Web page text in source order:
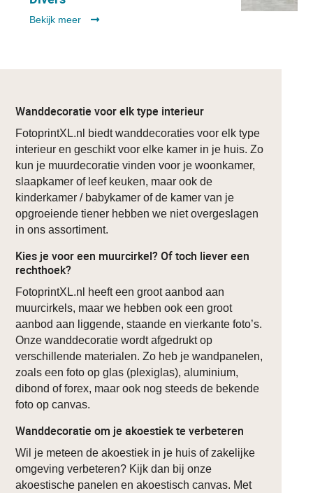
Bekijk meer
Wanddecoratie voor elk type interieur
FotoprintXL.nl biedt wanddecoraties voor elk type
interieur en geschikt voor elke kamer in je huis. Zo
kun je muurdecoratie vinden voor je woonkamer,
slaapkamer of leef keuken, maar ook de
kinderkamer / babykamer of de kamer van je
opgroeiende tiener hebben we niet overgeslagen
in ons assortiment.
Kies je voor een muurcirkel? Of toch liever een
rechthoek?
FotoprintXL.nl heeft een groot aanbod aan
muurcirkels, maar we hebben ook een groot
aanbod aan liggende, staande en vierkante foto’s.
Onze wanddecoratie wordt afgedrukt op
verschillende materialen. Zo heb je wandpanelen,
zoals een foto op glas (plexiglas), aluminium,
dibond of forex, maar ook nog steeds de bekende
foto op canvas.
Wanddecoratie om je akoestiek te verbeteren
Wil je meteen de akoestiek in je huis of zakelijke
omgeving verbeteren? Kijk dan bij onze
akoestische panelen en akoestisch canvas. Met